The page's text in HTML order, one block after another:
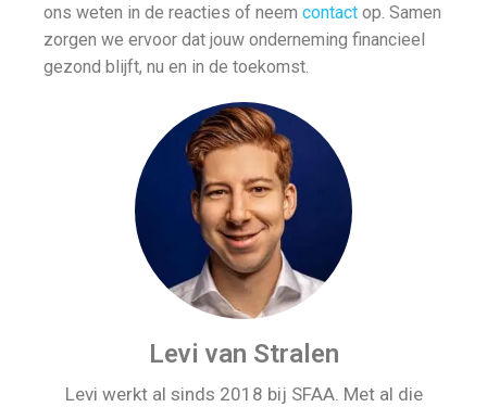
ons weten in de reacties of neem contact op. Samen
zorgen we ervoor dat jouw onderneming financieel
gezond blijft, nu en in de toekomst.
Levi van Stralen
Levi werkt al sinds 2018 bij SFAA. Met al die